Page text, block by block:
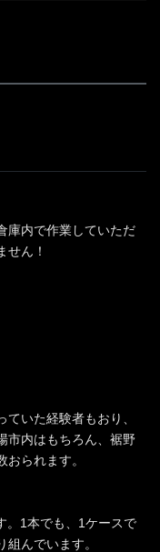
庫内で作業していただ
せん！
いた経験者もおり、
市内はもちろん、裾野
られます。
。1本でも、1ケースで
んでいます。